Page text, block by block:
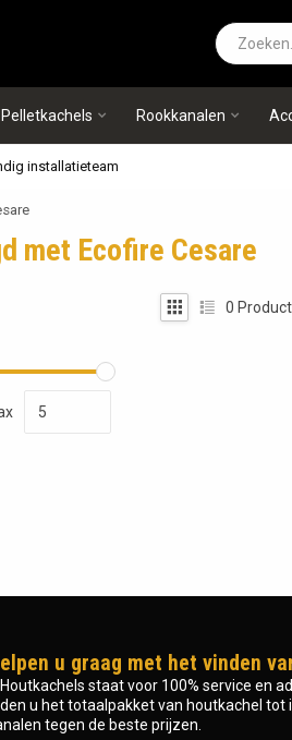
Pelletkachels Rookkanalen
installatieteam
met Ecofire Cesare
0
u graag met het vinden
staat voor 100% service en
u het totaalpakket van houtkachel tot
tegen de beste prijzen.